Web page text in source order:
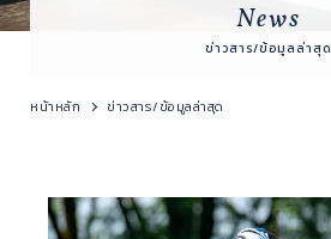
News
ข่าวสาร/ข้อมูลล่าสุด
หน้าหลัก ข่าวสาร/ข้อมูลล่าสุด